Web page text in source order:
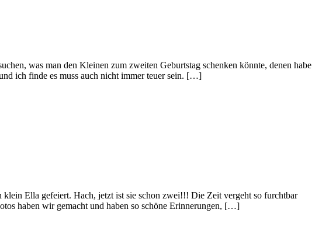
was man den Kleinen zum zweiten Geburtstag schenken könnte, denen habe
ich finde es muss auch nicht immer teuer sein. […]
Ella gefeiert. Hach, jetzt ist sie schon zwei!!! Die Zeit vergeht so furchtbar
haben wir gemacht und haben so schöne Erinnerungen, […]